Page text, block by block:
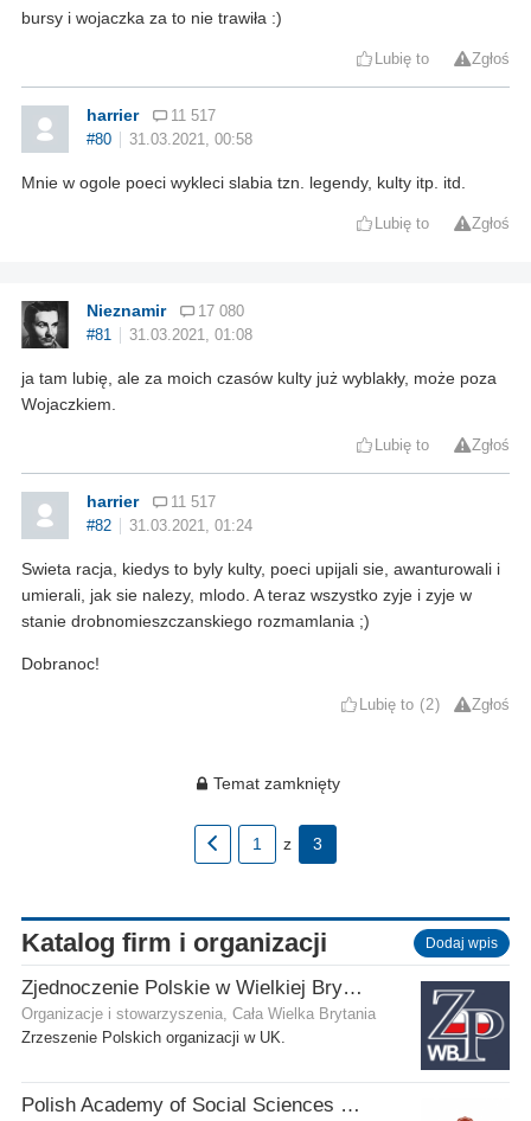
bursy i wojaczka za to nie trawiła :)
Lubię to Zgłoś
harrier
11 517
#80
31.03.2021, 00:58
Mnie w ogole poeci wykleci slabia tzn. legendy, kulty itp. itd.
Lubię to Zgłoś
Nieznamir
17 080
#81
31.03.2021, 01:08
ja tam lubię, ale za moich czasów kulty już wyblakły, może poza
Wojaczkiem.
Lubię to Zgłoś
harrier
11 517
#82
31.03.2021, 01:24
Swieta racja, kiedys to byly kulty, poeci upijali sie, awanturowali i
umierali, jak sie nalezy, mlodo. A teraz wszystko zyje i zyje w
stanie drobnomieszczanskiego rozmamlania ;)
Dobranoc!
Lubię to 2 Zgłoś
Temat zamknięty
1 z 3
Katalog firm i organizacji Dodaj wpis
Zjednoczenie Polskie w Wielkiej Brytanii
Organizacje i stowarzyszenia, Cała Wielka Brytania
Zrzeszenie Polskich organizacji w UK.
Polish Academy of Social Sciences and Humanities Ltd